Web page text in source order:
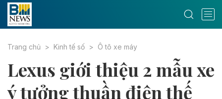
Trang chủ Kinh tế số Ô tô xe máy
Lexus giới thiệu 2 mẫu xe
ý tưởng thuần điện thế